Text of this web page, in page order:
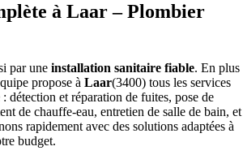
à Laar – Plombier
par une installation sanitaire fiable. En plus
propose à Laar(3400) tous les services
: détection et réparation de fuites, pose de
de chauffe-eau, entretien de salle de bain, et
rapidement avec des solutions adaptées à
budget.